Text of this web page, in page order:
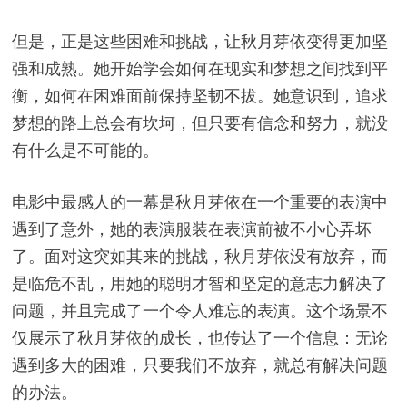
但是，正是这些困难和挑战，让秋月芽依变得更加坚
强和成熟。她开始学会如何在现实和梦想之间找到平
衡，如何在困难面前保持坚韧不拔。她意识到，追求
梦想的路上总会有坎坷，但只要有信念和努力，就没
有什么是不可能的。
电影中最感人的一幕是秋月芽依在一个重要的表演中
遇到了意外，她的表演服装在表演前被不小心弄坏
了。面对这突如其来的挑战，秋月芽依没有放弃，而
是临危不乱，用她的聪明才智和坚定的意志力解决了
问题，并且完成了一个令人难忘的表演。这个场景不
仅展示了秋月芽依的成长，也传达了一个信息：无论
遇到多大的困难，只要我们不放弃，就总有解决问题
的办法。